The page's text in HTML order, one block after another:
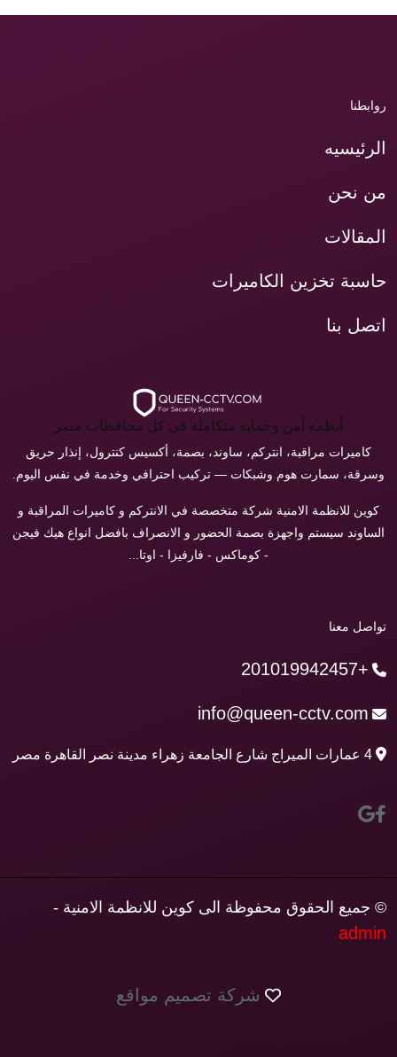
روابطنا
الرئيسيه
من نحن
المقالات
حاسبة تخزين الكاميرات
اتصل بنا
أنظمة أمن وحماية متكاملة في كل محافظات مصر
كاميرات مراقبة، انتركم، ساوند، بصمة، أكسيس كنترول، إنذار حريق
وسرقة، سمارت هوم وشبكات — تركيب احترافي وخدمة في نفس اليوم.
كوين للانظمة الامنية شركة متخصصة في الانتركم و كاميرات المراقبة و
الساوند سيستم واجهزة بصمة الحضور و الانصراف بافضل انواع هيك فيجن
- كوماكس - فارفيزا - اوتا...
تواصل معنا
+201019942457
info@queen-cctv.com
4 عمارات الميراج شارع الجامعة زهراء مدينة نصر القاهرة مصر
© جميع الحقوق محفوظة الى كوين للانظمة الامنية -
admin
شركة تصميم مواقع